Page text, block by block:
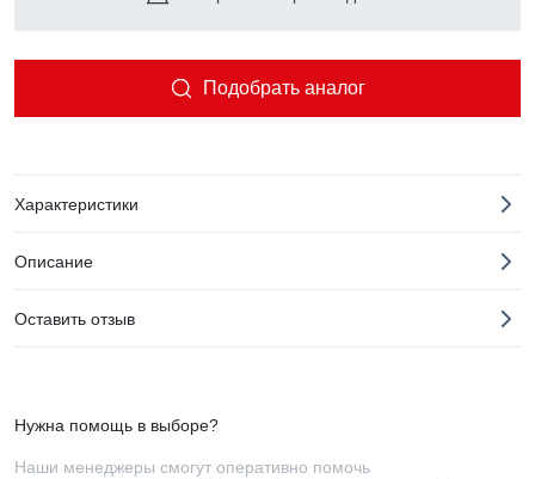
Подобрать аналог
Характеристики
Описание
Оставить отзыв
Нужна помощь в выборе?
Наши менеджеры смогут оперативно помочь